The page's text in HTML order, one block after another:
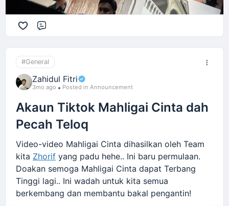
#General
Zahidul Fitri
3mo ago Posted in Announcement
Akaun Tiktok Mahligai Cinta dah
Pecah Teloq
Video-video Mahligai Cinta dihasilkan oleh Team
kita Zhorif yang padu hehe.. Ini baru permulaan.
Doakan semoga Mahligai Cinta dapat Terbang
Tinggi lagi.. Ini wadah untuk kita semua
berkembang dan membantu bakal pengantin!